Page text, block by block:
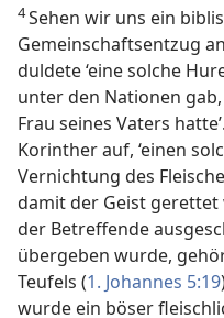
4Sehen wir uns ein
Gemeinschaftsentzug
duldete ‘eine solche
unter den Nationen
Frau seines Vaters
Korinther auf, ‘einen
Vernichtung des
damit der Geist gerettet
der Betreffende
übergeben wurde,
Teufels (1. Johannes 5:19
wurde ein böser